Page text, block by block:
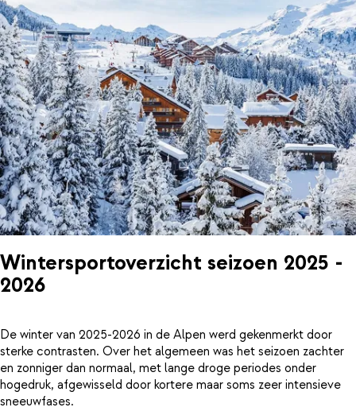
Wintersportoverzicht seizoen 2025 -
2026
De winter van 2025-2026 in de Alpen werd gekenmerkt door
sterke contrasten. Over het algemeen was het seizoen zachter
en zonniger dan normaal, met lange droge periodes onder
hogedruk, afgewisseld door kortere maar soms zeer intensieve
sneeuwfases.